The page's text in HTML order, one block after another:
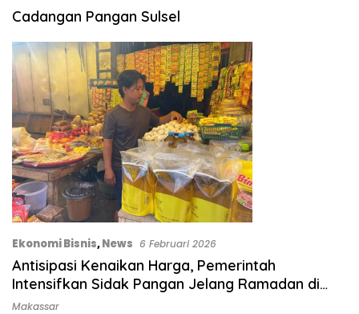
Cadangan Pangan Sulsel
Ekonomi Bisnis,News 6 Februari 2026
Antisipasi Kenaikan Harga, Pemerintah
Intensifkan Sidak Pangan Jelang Ramadan di
Sulsel
Makassar